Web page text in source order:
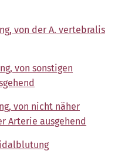
von der A. vertebralis
von sonstigen
von nicht näher
Arterie ausgehend